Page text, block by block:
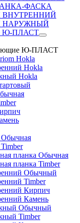
ФАСКА
ВНУТРЕННИЙ
НАРУЖНЫЙ
Ю-ПЛАСТ
Ю-ПЛАСТ
Hokla
Hokla
Hokla
планка Обычная
планка Timber
Обычный
Timber
Кирпич
Камень
Обычный
Timber